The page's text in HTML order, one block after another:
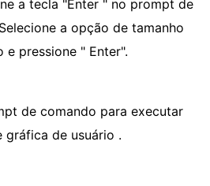
a tecla "Enter " no prompt de
a opção de tamanho
pressione " Enter".
de comando para executar
gráfica de usuário .